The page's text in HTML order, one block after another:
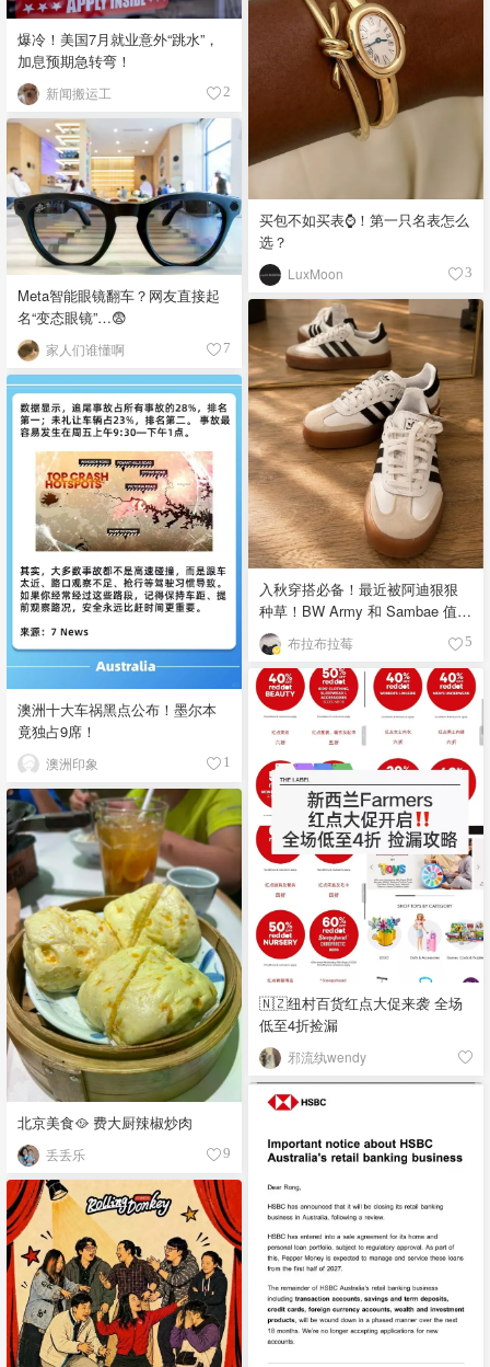
爆冷！美国7月就业意外“跳水”，
加息预期急转弯！
新闻搬运工 2
买包不如买表⌚️！第一只名表怎么
选？
LuxMoon 3
Meta智能眼镜翻车？网友直接起
名“变态眼镜”…😨
家人们谁懂啊 7
入秋穿搭必备！最近被阿迪狠狠
种草！BW Army 和 Sambae 值得
拥有！布拉布拉莓 5
澳洲十大车祸黑点公布！墨尔本
竟独占9席！
澳洲印象 1
🇳🇿纽村百货红点大促来袭 全场
低至4折捡漏
邪流纨wendy
北京美食🥘 费大厨辣椒炒肉
丢丢乐 9